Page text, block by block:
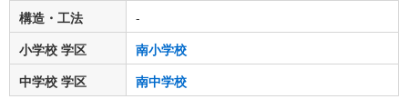
構造・工法
-
小学校 学区
南小学校
中学校 学区
南中学校